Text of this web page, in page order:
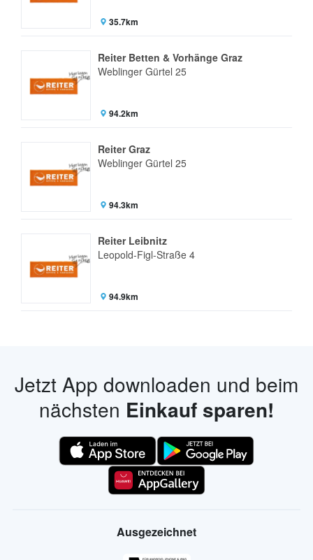
35.7km
Reiter Betten & Vorhänge Graz
Weblinger Gürtel 25
94.2km
Reiter Graz
Weblinger Gürtel 25
94.3km
Reiter Leibnitz
Leopold-Figl-Straße 4
94.9km
Jetzt App downloaden und beim
nächsten Einkauf sparen!
Ausgezeichnet